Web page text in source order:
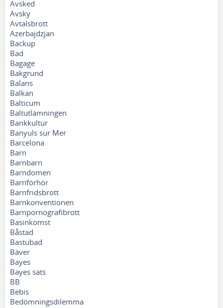
Avsked
Avsky
Avtalsbrott
Azerbajdzjan
Backup
Bad
Bagage
Bakgrund
Balans
Balkan
Balticum
Baltutlämningen
Bankkultur
Banyuls sur Mer
Barcelona
Barn
Barnbarn
Barndomen
Barnförhör
Barnfridsbrott
Barnkonventionen
Barnpornografibrott
Basinkomst
Båstad
Bastubad
Bäver
Bayes
Bayes sats
BB
Bebis
Bedömningsdilemma